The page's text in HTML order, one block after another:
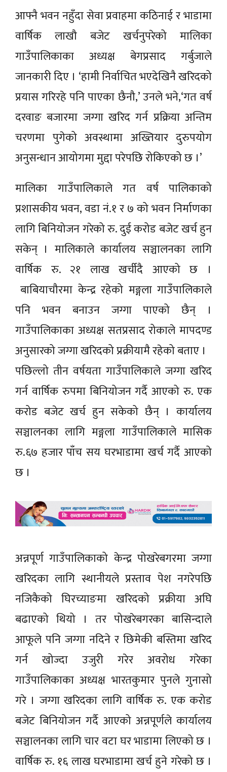
आफ्नै भवन नहुँदा सेवा प्रवाहमा कठिनाई र भाडामा
वार्षिक लाखौ बजेट खर्चनुपरेको मालिका
गाउँपालिकाका अध्यक्ष बेगप्रसाद गर्बुजाले
जानकारी दिए । ‘हामी निर्वाचित भएदेखिनै खरिदको
प्रयास गरिरहे पनि पाएका छैनौ,’ उनले भने,‘गत वर्ष
दरवाङ बजारमा जग्गा खरिद गर्न प्रक्रिया अन्तिम
चरणमा पुगेको अवस्थामा अख्तियार दुरुपयोग
अनुसन्धान आयोगमा मुद्दा परेपछि रोकिएको छ ।’
मालिका गाउँपालिकाले गत वर्ष पालिकाको
प्रशासकीय भवन, वडा नं.१ र ७ को भवन निर्माणका
लागि बिनियोजन गरेको रु. दुई करोड बजेट खर्च हुन
सकेन् । मालिकाले कार्यालय सञ्चालनका लागि
वार्षिक रु. २१ लाख खर्चीदै आएको छ ।
बाबियाचौरमा केन्द्र रहेको मङ्गला गाउँपालिकाले
पनि भवन बनाउन जग्गा पाएको छैन् ।
गाउँपालिकाका अध्यक्ष सतप्रसाद रोकाले मापदण्ड
अनुसारको जग्गा खरिदको प्रक्रीयामै रहेको बताए ।
पछिल्लो तीन वर्षयता गाउँपालिकाले जग्गा खरिद
गर्न वार्षिक रुपमा बिनियोजन गर्दै आएको रु. एक
करोड बजेट खर्च हुन सकेको छैन् । कार्यालय
सञ्चालनका लागि मङ्गला गाउँपालिकाले मासिक
रु.६७ हजार पाँच सय घरभाडामा खर्च गर्दै आएको
छ ।
अन्नपूर्ण गाउँपालिकाको केन्द्र पोखरेबगरमा जग्गा
खरिदका लागि स्थानीयले प्रस्ताव पेश नगरेपछि
नजिकैको घिरच्याङमा खरिदको प्रक्रीया अघि
बढाएको थियो । तर पोखरेबगरका बासिन्दाले
आफूले पनि जग्गा नदिने र छिमेकी बस्तिमा खरिद
गर्न खोज्दा उजुरी गरेर अवरोध गरेका
गाउँपालिकाका अध्यक्ष भारतकुमार पुनले गुनासो
गरे । जग्गा खरिदका लागि वार्षिक रु. एक करोड
बजेट बिनियोजन गर्दै आएको अन्नपूर्णले कार्यालय
सञ्चालनका लागि चार वटा घर भाडामा लिएको छ ।
वार्षिक रु. १६ लाख घरभाडामा खर्च हुने गरेको छ ।